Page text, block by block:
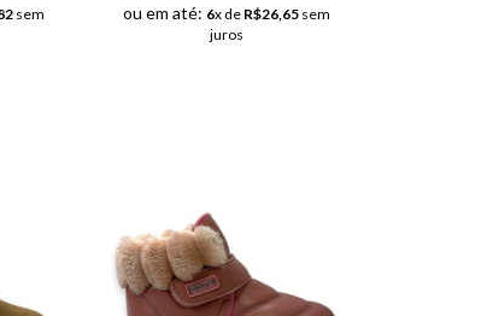
sem
ou em até: 6x de R$26,65 sem
juros